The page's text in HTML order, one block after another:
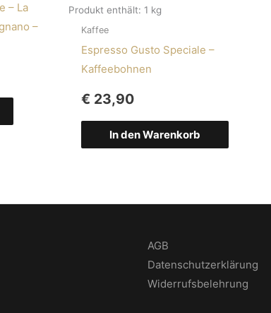
– La
–
Produkt enthält: 1 kg
Kaffee
Espresso Gusto Speciale –
Kaffeebohnen
€ 23,90
In den Warenkorb
AGB
Datenschutzerklärung
Widerrufsbelehrung